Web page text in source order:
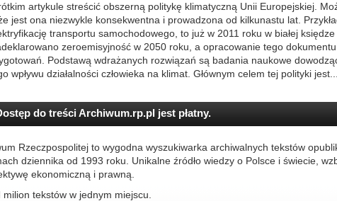
artykule streścić obszerną politykę klimatyczną Unii Europejskiej.
jest ona niezwykle konsekwentna i prowadzona od kilkunastu lat.
transportu samochodowego, to już w 2011 roku w białej
zeroemisyjność w 2050 roku, a opracowanie tego dokumentu
Podstawą wdrażanych rozwiązań są badania naukowe
wpływu działalności człowieka na klimat. Głównym celem tej polityki jest...
do treści Archiwum.rp.pl jest płatny.
Rzeczpospolitej to wygodna wyszukiwarka archiwalnych tekstów
dziennika od 1993 roku. Unikalne źródło wiedzy o Polsce i świecie,
ekonomiczną i prawną.
milion tekstów w jednym miejscu.